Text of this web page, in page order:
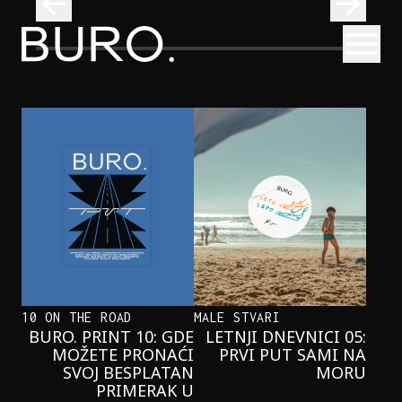
BURO.
ONAJ JEDAN PROIZVOD KOJI
STALNO SELIMO SA POLICE U
TORBE
10 ON THE ROAD
BURO. PRINT 10: GDE
MOŽETE PRONAĆI
SVOJ BESPLATAN
PRIMERAK U
MALE STVARI
LETNJI DNEVNICI 05:
PRVI PUT SAMI NA
MORU